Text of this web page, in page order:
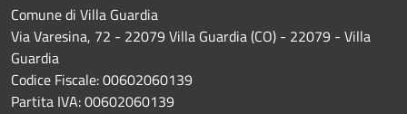
Comune di Villa Guardia
Via Varesina, 72 - 22079 Villa Guardia (CO) - 22079 - Villa
Guardia
Codice Fiscale: 00602060139
Partita IVA: 00602060139